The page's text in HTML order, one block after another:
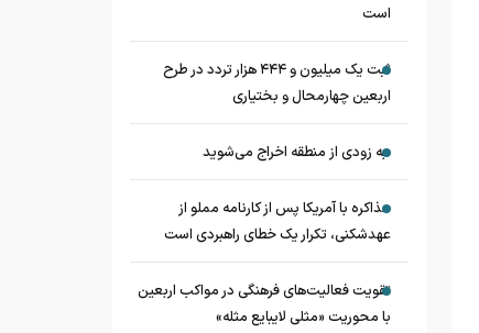
است
ثبت یک میلیون و ۴۴۴ هزار تردد در طرح
اربعین چهارمحال و بختیاری
به زودی از منطقه اخراج می‌شوید
مذاکره با آمریکا پس از کارنامه مملو از
عهدشکنی، تکرار یک خطای راهبردی است
تقویت فعالیت‌های فرهنگی در مواکب اربعین
با محوریت «مثلی لایبایع مثله»